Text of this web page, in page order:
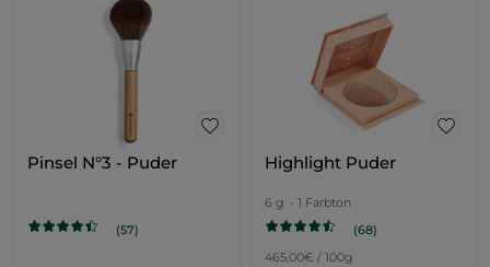
Pinsel N°3 - Puder
(57)
Highlight Puder
6 g - 1 Farbton
(68)
465,00€ / 100g